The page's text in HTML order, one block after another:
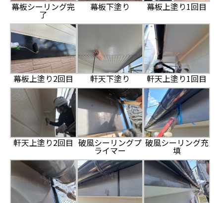
幕板シーリング完
了
幕板下塗り 幕板上塗り1回目
幕板上塗り2回目 軒天下塗り 軒天上塗り1回目
軒天上塗り2回目 破風シーリングプ
ライマー
破風シーリング充
填